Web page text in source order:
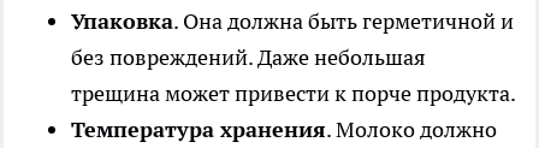
Упаковка. Она должна быть герметичной и
без повреждений. Даже небольшая
трещина может привести к порче продукта.
Температура хранения. Молоко должно